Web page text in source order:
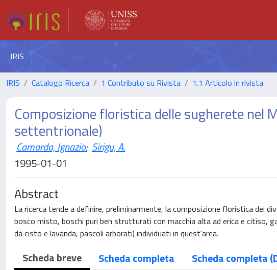
IRIS
IRIS Catalogo Ricerca 1 Contributo su Rivista 1.1 Articolo in rivista
Composizione floristica delle sugherete nel
settentrionale)
Camarda, Ignazio; Sirigu, A.
1995-01-01
Abstract
La ricerca tende a definire, preliminarmente, la composizione floristica dei
bosco misto, boschi puri ben strutturati con macchia alta ad erica e
da cisto e lavanda, pascoli arborati) individuati in quest'area.
Scheda breve Scheda completa Scheda completa